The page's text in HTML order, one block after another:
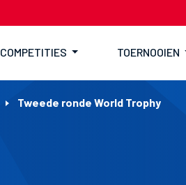
COMPETITIES TOERNOOIEN
Tweede ronde World Trophy